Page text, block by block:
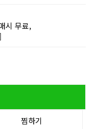
시 무료,
찜하기